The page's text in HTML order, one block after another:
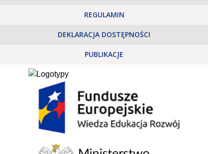
REGULAMIN
DEKLARACJA DOSTĘPNOŚCI
PUBLIKACJE